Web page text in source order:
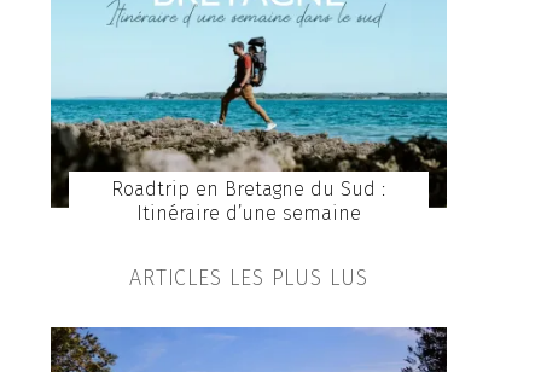
Roadtrip en Bretagne du Sud :
Itinéraire d’une semaine
ARTICLES LES PLUS LUS